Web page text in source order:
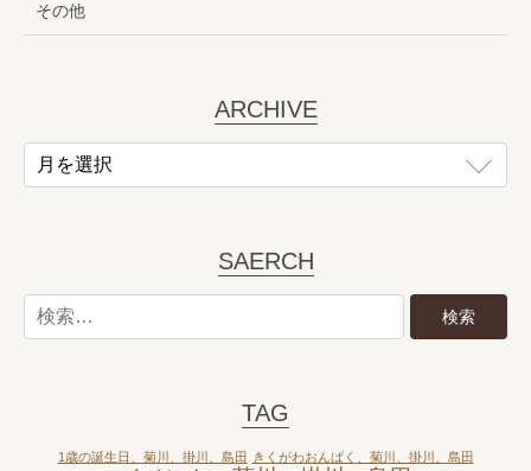
その他
ARCHIVE
SAERCH
TAG
1歳の誕生日、菊川、掛川、島田 きくがわおんぱく、菊川、掛川、島田